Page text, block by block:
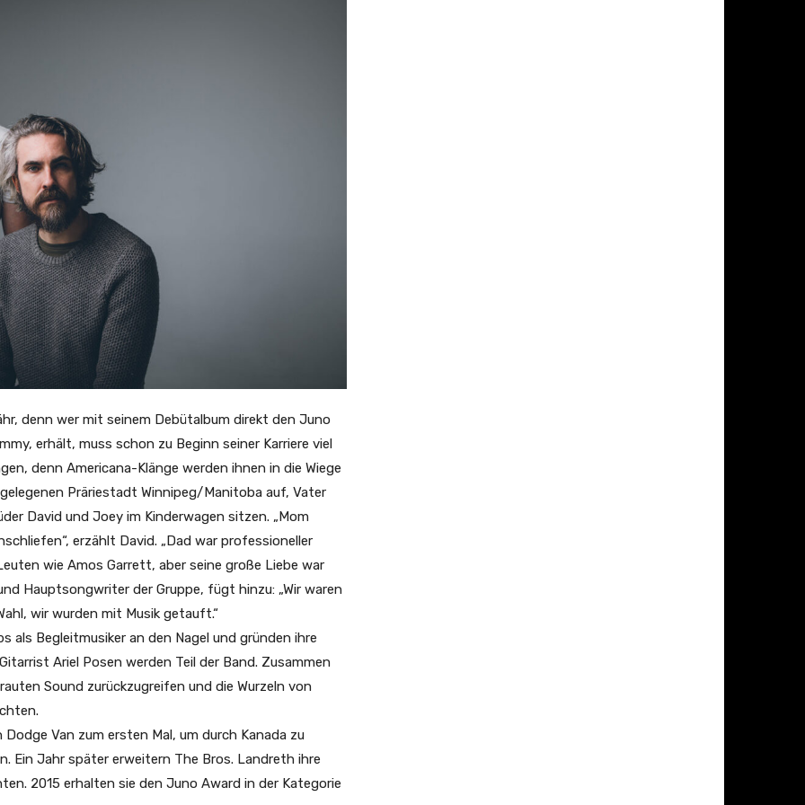
denn wer mit seinem Debütalbum direkt den Juno
erhält, muss schon zu Beginn seiner Karriere viel
denn Americana-Klänge werden ihnen in die Wiege
Präriestadt Winnipeg/Manitoba auf, Vater
David und Joey im Kinderwagen sitzen. „Mom
erzählt David. „Dad war professioneller
wie Amos Garrett, aber seine große Liebe war
Hauptsongwriter der Gruppe, fügt hinzu: „Wir waren
wir wurden mit Musik getauft.“
als Begleitmusiker an den Nagel und gründen ihre
Ariel Posen werden Teil der Band. Zusammen
Sound zurückzugreifen und die Wurzeln von
Van zum ersten Mal, um durch Kanada zu
Ein Jahr später erweitern The Bros. Landreth ihre
2015 erhalten sie den Juno Award in der Kategorie